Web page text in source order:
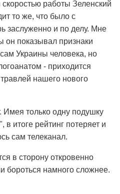
работы Зеленский
то же, что было с
заслуженно и по делу. Мне
он показывал признаки
Украины человека, но
- приходится
нашего нового
Имея только одну подушку
в итоге рейтинг потеряет и
сам телеканал.
в сторону откровенно
бороться намного сложнее.